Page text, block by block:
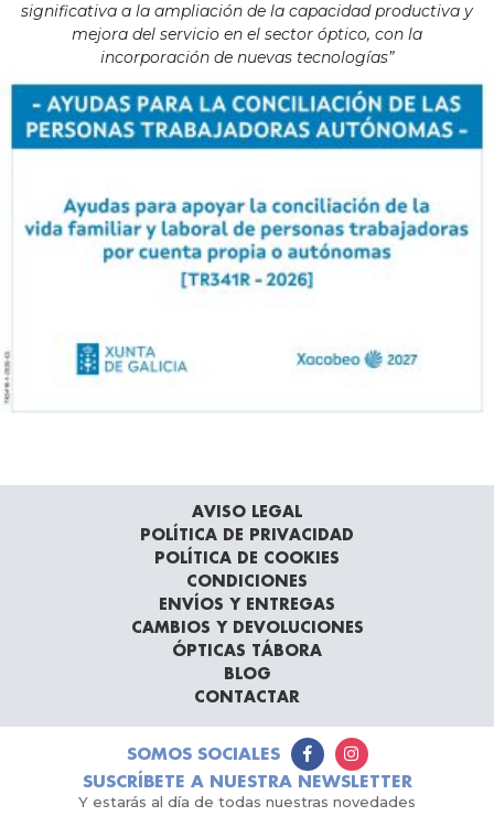
significativa a la ampliación de la capacidad productiva y
mejora del servicio en el sector óptico, con la
incorporación de nuevas tecnologías”
AVISO LEGAL
POLÍTICA DE PRIVACIDAD
POLÍTICA DE COOKIES
CONDICIONES
ENVÍOS Y ENTREGAS
CAMBIOS Y DEVOLUCIONES
ÓPTICAS TÁBORA
BLOG
CONTACTAR
SOMOS SOCIALES
SUSCRÍBETE A NUESTRA NEWSLETTER
Y estarás al día de todas nuestras novedades